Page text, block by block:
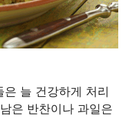
늘 건강하게 처리
은 반찬이나 과일은